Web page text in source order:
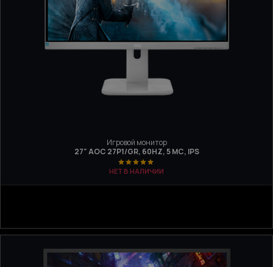
Игровой монитор
27" AOC 27P1/GR, 60HZ, 5 МС, IPS
НЕТ В НАЛИЧИИ